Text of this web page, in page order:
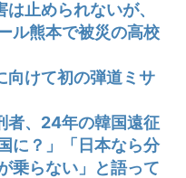
は止められないが、
ル熊本で被災の高校
向けて初の弾道ミサ
者、24年の韓国遠征
に？」「日本なら分
乗らない」と語って